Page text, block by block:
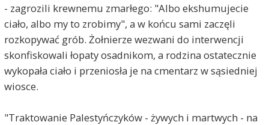
- zagrozili krewnemu zmarłego: "Albo ekshumujecie
ciało, albo my to zrobimy", a w końcu sami zaczęli
rozkopywać grób. Żołnierze wezwani do interwencji
skonfiskowali łopaty osadnikom, a rodzina ostatecznie
wykopała ciało i przeniosła je na cmentarz w sąsiedniej
wiosce.
"Traktowanie Palestyńczyków - żywych i martwych - na